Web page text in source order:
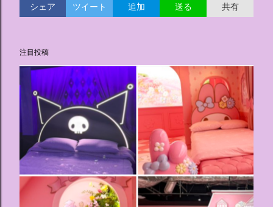
シェア ツイート 追加 送る 共有
注目投稿